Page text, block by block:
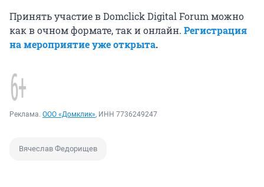
Принять участие в Domclick Digital Forum можно
как в очном формате, так и онлайн. Регистрация
на мероприятие уже открыта.
Реклама. ООО «Домклик», ИНН 7736249247
Вячеслав Федорищев